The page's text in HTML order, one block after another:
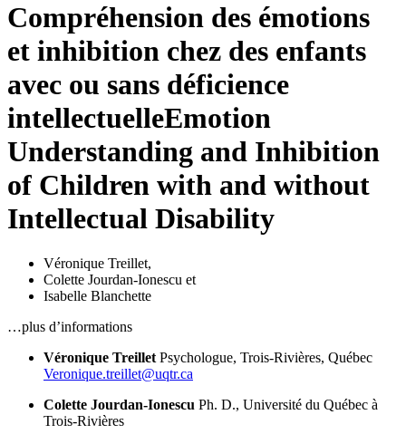
Compréhension des émotions
et inhibition chez des enfants
avec ou sans déficience
intellectuelleEmotion
Understanding and Inhibition
of Children with and without
Intellectual Disability
Véronique Treillet,
Colette Jourdan-Ionescu et
Isabelle Blanchette
…plus d’informations
Véronique Treillet Psychologue, Trois-Rivières, Québec
Veronique.treillet@uqtr.ca
Colette Jourdan-Ionescu Ph. D., Université du Québec à
Trois-Rivières